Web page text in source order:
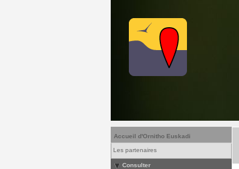
Accueil d'Ornitho Euskadi
Les partenaires
Consulter